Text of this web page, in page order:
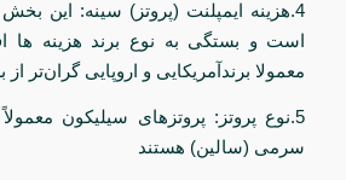
4.هزینه ایمپلنت (پروتز) سینه: این
است و بستگی به نوع برند هزینه ها
معمولا برندآمریکایی و اروپایی گران‌تر
5.نوع پروتز: پروتزهای سیلیکون
سرمی (سالین) هستند